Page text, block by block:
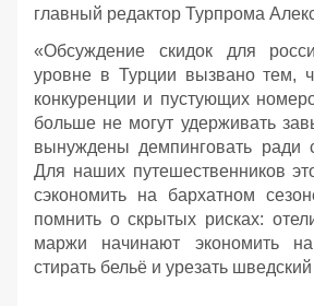
главный редактор Турпрома
«Обсуждение скидок для
уровне в Турции вызвано тем,
конкуренции и пустующих
больше не могут удерживать
вынуждены демпинговать ради
Для наших путешественников
сэкономить на бархатном
помнить о скрытых рисках:
маржи начинают экономить
стирать бельё и урезать